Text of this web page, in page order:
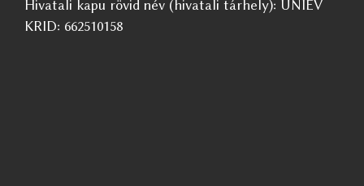
Hivatali kapu rövid név (hivatali tárhely): UNIEV
KRID: 662510158